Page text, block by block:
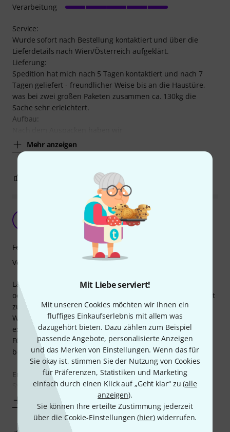
Mit Liebe serviert!
Mit unseren Cookies möchten wir Ihnen ein
fluffiges Einkaufserlebnis mit allem was
dazugehört bieten. Dazu zählen zum Beispiel
passende Angebote, personalisierte Anzeigen
und das Merken von Einstellungen. Wenn das für
Sie okay ist, stimmen Sie der Nutzung von Cookies
für Präferenzen, Statistiken und Marketing
einfach durch einen Klick auf „Geht klar“ zu (alle
anzeigen).
Sie können Ihre erteilte Zustimmung jederzeit
über die Cookie-Einstellungen (hier) widerrufen.
Service:
Wurde sofort nach Bestellung kontaktiert und über die
Lieferdetails nach Wien/Österreich aufgeklärt.
Lieferung:
Spedition hat mich nach 5 Tagen kontaktiert und nach 7
Tagen geliefert - freundlicher Weise bis an die Haustüre,
was bei zwei großen Paketen zusammen ca. 130kg die
Sache sehr erleichtert.
Aufbau:
Mehr anzeigen
Verarbeitung
BEWERTUNG MELDEN
Richard990 30.10.2016
Lange habe ich überlegt, bastel ich mir so ein Ding selber
oder nicht, schlussendlich bin ich froh diesen Tisch gekauft
zu haben.
Weil er sich wieder einfach zerlegen lässt, wertig ist und
extrem Featurereich ist.
Für mich ein Teil des Studios der mich lange Zeit noch
begleiten wird.
Er war innerhalb einer Stunde zusammengebaut, das
System ist
Mehr anzeigen
Features
Verarbeitung